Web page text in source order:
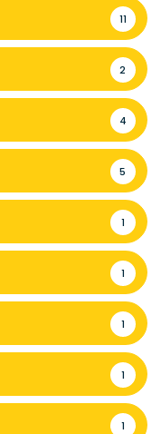
11
2
4
5
1
1
1
1
1